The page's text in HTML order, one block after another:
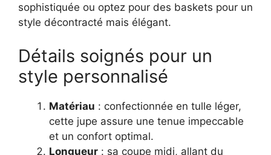
sophistiquée ou optez pour des baskets pour un
style décontracté mais élégant.
Détails soignés pour un
style personnalisé
Matériau : confectionnée en tulle léger,
cette jupe assure une tenue impeccable
et un confort optimal.
Longueur : sa coupe midi, allant du